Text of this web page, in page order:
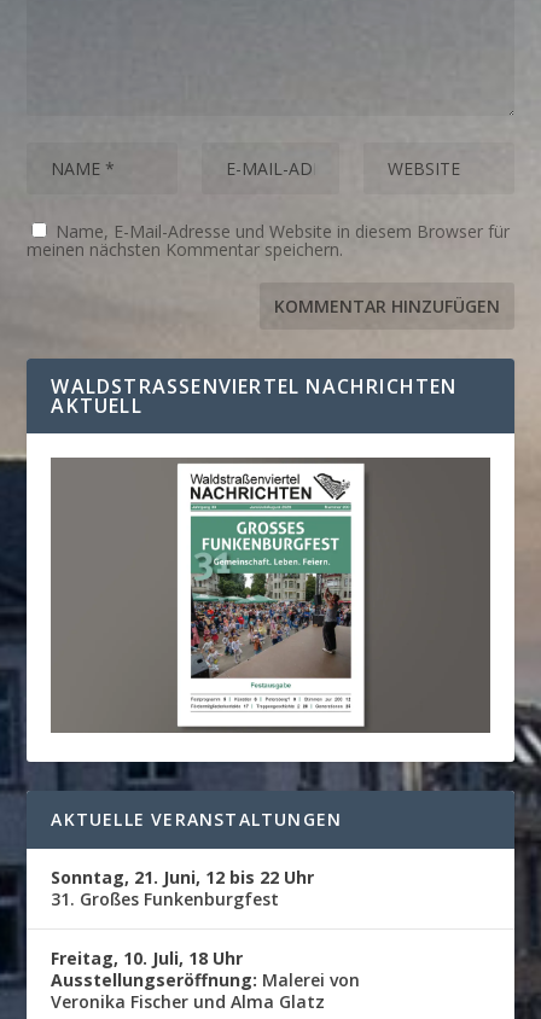
Name, E-Mail-Adresse und Website in diesem Browser für
meinen nächsten Kommentar speichern.
WALDSTRASSENVIERTEL NACHRICHTEN A
KTUELL
AKTUELLE VERANSTALTUNGEN
Sonntag, 21. Juni, 12 bis 22 Uhr
31. Großes Funkenburgfest
Freitag, 10. Juli, 18 Uhr
Ausstellungseröffnung: Malerei von
Veronika Fischer und Alma Glatz